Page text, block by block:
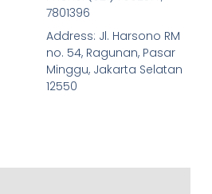
7801396
Address: Jl. Harsono RM
no. 54, Ragunan, Pasar
Minggu, Jakarta Selatan
12550